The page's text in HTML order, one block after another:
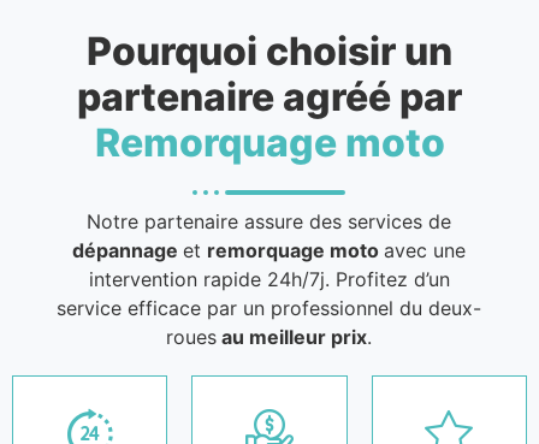
Pourquoi choisir un
partenaire agréé par
Remorquage moto
Notre partenaire assure des services de
dépannageet remorquage motoavec une
intervention rapide 24h/7j. Profitez d’un
service efficace par un professionnel du deux-
roues au meilleur prix.